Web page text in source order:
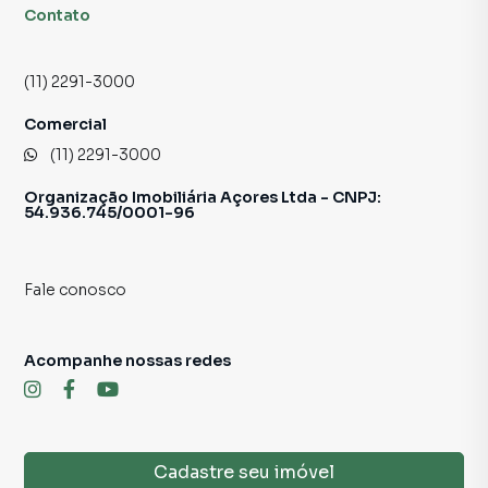
11 2291-3000
Fotos meramente ilustrativas.
Contato
(11) 2291-3000
Comercial
(11) 2291-3000
Organização Imobiliária Açores Ltda - CNPJ:
54.936.745/0001-96
Fale conosco
Cadastre seu imóvel
Acompanhe nossas redes